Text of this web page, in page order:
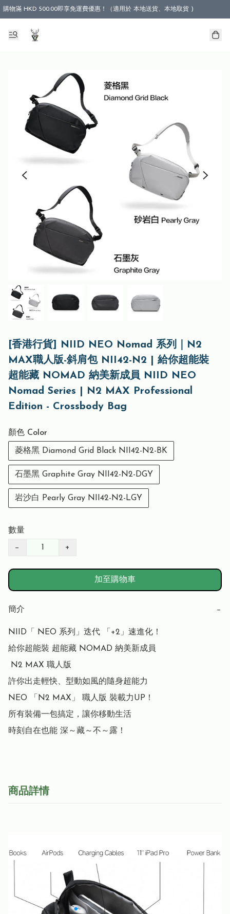
購物滿 HKD 500.00即享免運費優惠！（適用於 本地送貨、本地取貨 )
[香港行貨] NIID NEO Nomad 系列｜N2
MAX職人版-斜肩包 NII42-N2 | 給你超能裝
超能藏 NOMAD 納美新成員 NIID NEO
Nomad Series | N2 MAX Professional
Edition - Crossbody Bag
顏色 Color
菱格黑 Diamond Grid Black NII42-N2-BK
石墨黑 Graphite Gray NII42-N2-DGY
岩沙白 Pearly Gray NII42-N2-LGY
數量
− +
加至購物車
簡介 −
NIID「 NEO 系列」迭代 「+2」速進化！
給你超能裝 超能藏 NOMAD 納美新成員
許你出走輕快、型動如風的隨身超能力
NEO 「N2 MAX」 職人版 裝載力UP！
所有裝備一包搞定，讓你移動生活
時刻自在也能 深～藏～不～露！
商品詳情